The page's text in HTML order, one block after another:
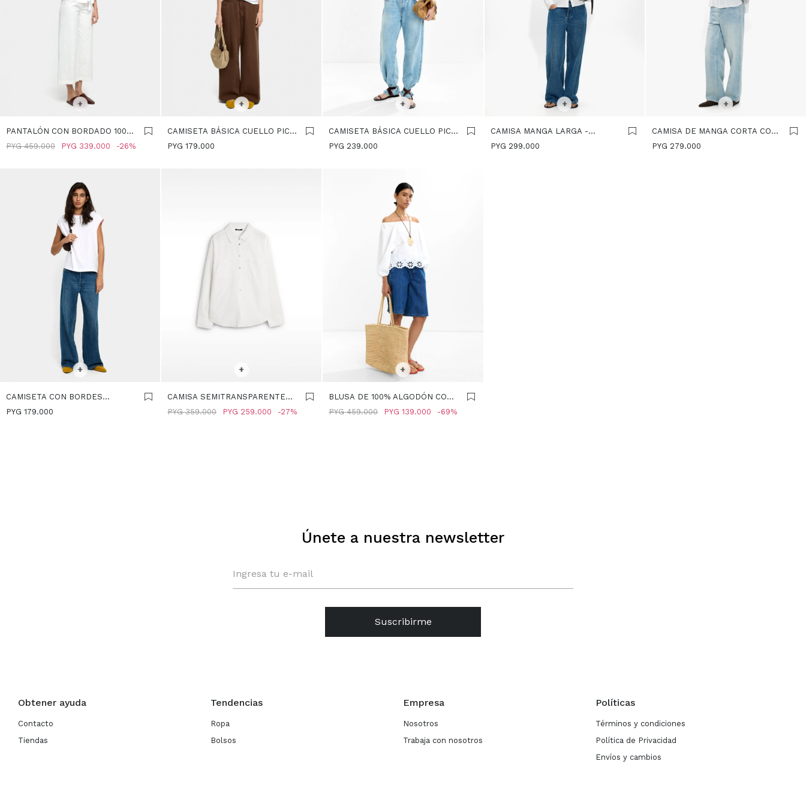
SELECCIONAR TALLE
+
PANTALÓN CON BORDADO 100%
ALGODÓN - BLANCO
PYG 339.000
PYG 459.000 26
SELECCIONAR TALLE
+
CAMISETA BÁSICA CUELLO PICO
- BLANCO
PYG 179.000
SELECCIONAR TALLE
+
CAMISETA BÁSICA CUELLO PICO
- BLANCO
PYG 239.000
SELECCIONAR TALLE
+
CAMISA MANGA LARGA -
BLANCO
PYG 299.000
SELECCIONAR TALLE
+
CAMISA DE MANGA CORTA CON
DOBLADILLO - BLANCO
PYG 279.000
SELECCIONAR TALLE
+
CAMISETA CON BORDES
MARCADOS 100% ALGODÓN -
PYG 179.000
+
CAMISA SEMITRANSPARENTE
100% ALGODÓN - BLANCO
PYG 259.000
PYG 359.000 27
SELECCIONAR TALLE
+
BLUSA DE 100% ALGODÓN CON
MANGA ABULLONADA - BLANCO
PYG 139.000
PYG 459.000 69
Obtener ayuda
Contacto
Tiendas
Tendencias
Ropa
Bolsos
Empresa
Nosotros
Trabaja con nosotros
Políticas
Términos y condiciones
Política de Privacidad
Envíos y cambios
Únete a nuestra newsletter
Suscribirme